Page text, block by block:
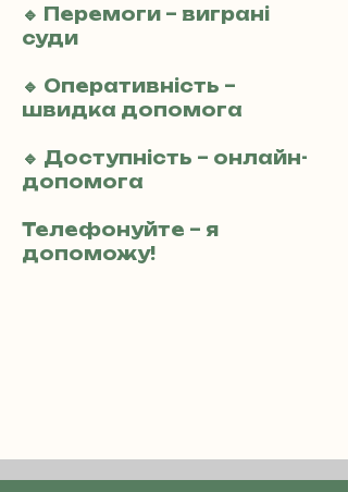
🔹 Перемоги – виграні
суди
🔹 Оперативність –
швидка допомога
🔹 Доступність – онлайн-
допомога
Телефонуйте – я
допоможу!